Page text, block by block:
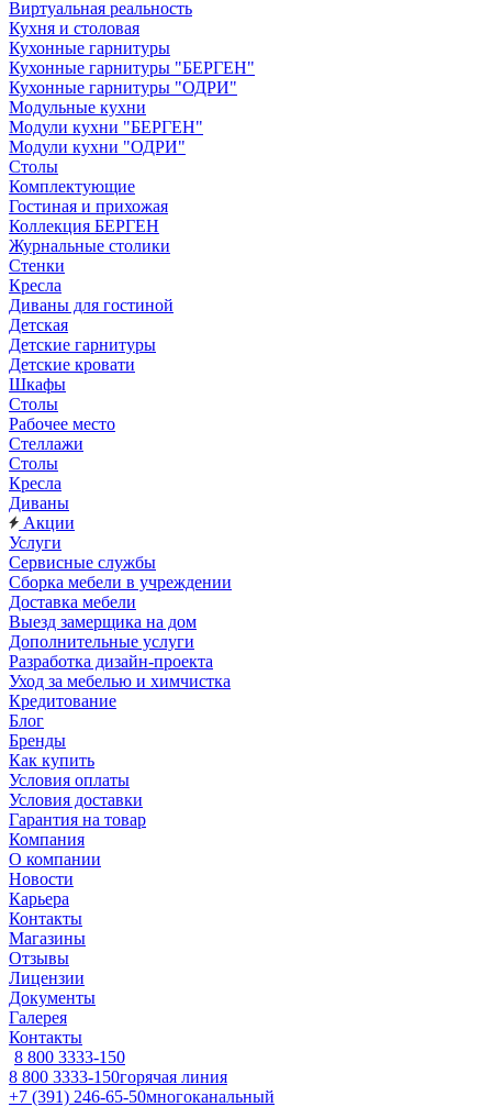
Виртуальная реальность
Кухня и столовая
Кухонные гарнитуры
Кухонные гарнитуры "БЕРГЕН"
Кухонные гарнитуры "ОДРИ"
Модульные кухни
Модули кухни "БЕРГЕН"
Модули кухни "ОДРИ"
Столы
Комплектующие
Гостиная и прихожая
Коллекция БЕРГЕН
Журнальные столики
Стенки
Кресла
Диваны для гостиной
Детская
Детские гарнитуры
Детские кровати
Шкафы
Столы
Рабочее место
Стеллажи
Столы
Кресла
Диваны
Акции
Услуги
Сервисные службы
Сборка мебели в учреждении
Доставка мебели
Выезд замерщика на дом
Дополнительные услуги
Разработка дизайн-проекта
Уход за мебелью и химчистка
Кредитование
Блог
Бренды
Как купить
Условия оплаты
Условия доставки
Гарантия на товар
Компания
О компании
Новости
Карьера
Контакты
Магазины
Отзывы
Лицензии
Документы
Галерея
Контакты
8 800 3333-150
8 800 3333-150горячая линия
+7 (391) 246-65-50многоканальный